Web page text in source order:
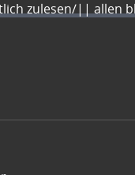
zulesen/|| allen